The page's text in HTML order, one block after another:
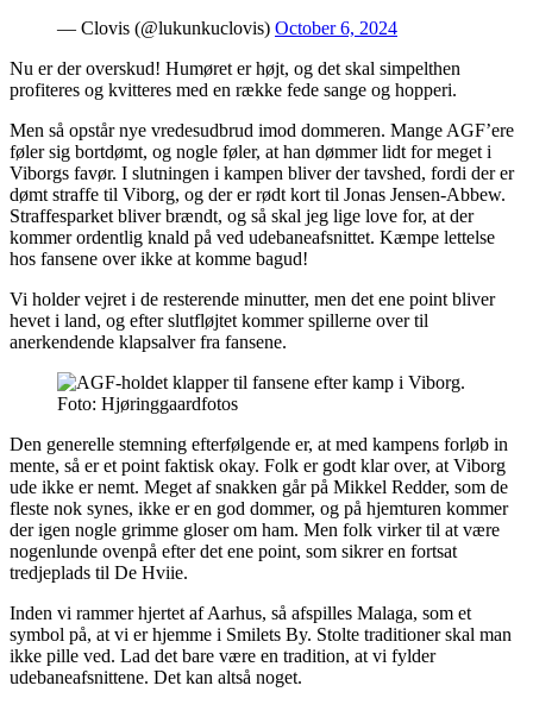
— Clovis (@lukunkuclovis) October 6, 2024
Nu er der overskud! Humøret er højt, og det skal simpelthen
profiteres og kvitteres med en række fede sange og hopperi.
Men så opstår nye vredesudbrud imod dommeren. Mange AGF’ere
føler sig bortdømt, og nogle føler, at han dømmer lidt for meget i
Viborgs favør. I slutningen i kampen bliver der tavshed, fordi der er
dømt straffe til Viborg, og der er rødt kort til Jonas Jensen-Abbew.
Straffesparket bliver brændt, og så skal jeg lige love for, at der
kommer ordentlig knald på ved udebaneafsnittet. Kæmpe lettelse
hos fansene over ikke at komme bagud!
Vi holder vejret i de resterende minutter, men det ene point bliver
hevet i land, og efter slutfløjtet kommer spillerne over til
anerkendende klapsalver fra fansene.
Foto: Hjøringgaardfotos
Den generelle stemning efterfølgende er, at med kampens forløb in
mente, så er et point faktisk okay. Folk er godt klar over, at Viborg
ude ikke er nemt. Meget af snakken går på Mikkel Redder, som de
fleste nok synes, ikke er en god dommer, og på hjemturen kommer
der igen nogle grimme gloser om ham. Men folk virker til at være
nogenlunde ovenpå efter det ene point, som sikrer en fortsat
tredjeplads til De Hviie.
Inden vi rammer hjertet af Aarhus, så afspilles Malaga, som et
symbol på, at vi er hjemme i Smilets By. Stolte traditioner skal man
ikke pille ved. Lad det bare være en tradition, at vi fylder
udebaneafsnittene. Det kan altså noget.